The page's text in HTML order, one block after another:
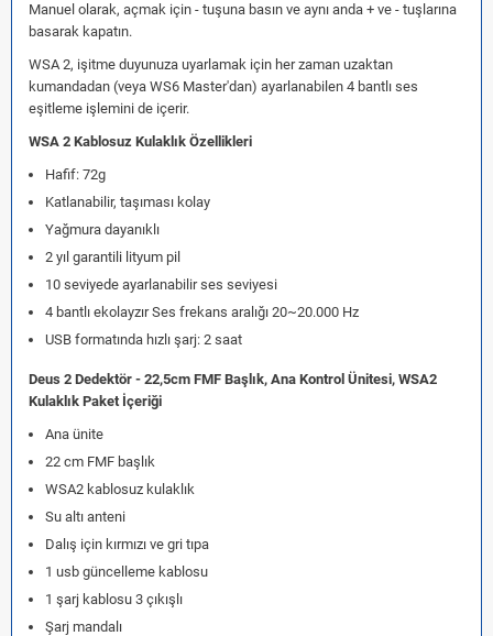
Manuel olarak, açmak için - tuşuna basın ve aynı anda + ve - tuşlarına
basarak kapatın.
WSA 2, işitme duyunuza uyarlamak için her zaman uzaktan
kumandadan (veya WS6 Master'dan) ayarlanabilen 4 bantlı ses
eşitleme işlemini de içerir.
WSA 2 Kablosuz Kulaklık Özellikleri
Hafif: 72g
Katlanabilir, taşıması kolay
Yağmura dayanıklı
2 yıl garantili lityum pil
10 seviyede ayarlanabilir ses seviyesi
4 bantlı ekolayzır Ses frekans aralığı 20~20.000 Hz
USB formatında hızlı şarj: 2 saat
Deus 2 Dedektör - 22,5cm FMF Başlık, Ana Kontrol Ünitesi, WSA2
Kulaklık Paket İçeriği
Ana ünite
22 cm FMF başlık
WSA2 kablosuz kulaklık
Su altı anteni
Dalış için kırmızı ve gri tıpa
1 usb güncelleme kablosu
1 şarj kablosu 3 çıkışlı
Şarj mandalı